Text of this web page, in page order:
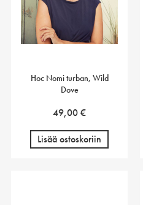
Hoc Nomi turban, Wild
Dove
49,00€
Lisää ostoskoriin